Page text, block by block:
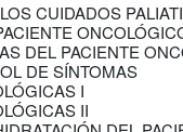
CUIDADOS
DEL PACIENTE
DE SÍNTOMAS
I
II